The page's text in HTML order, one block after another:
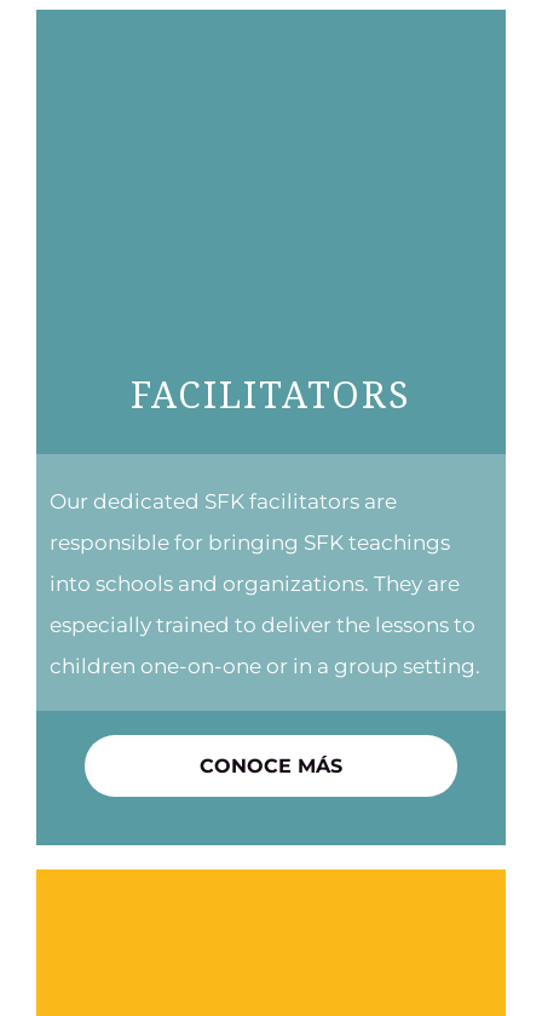
FACILITATORS
Our dedicated SFK facilitators are
responsible for bringing SFK teachings
into schools and organizations. They are
especially trained to deliver the lessons to
children one-on-one or in a group setting.
CONOCE MÁS